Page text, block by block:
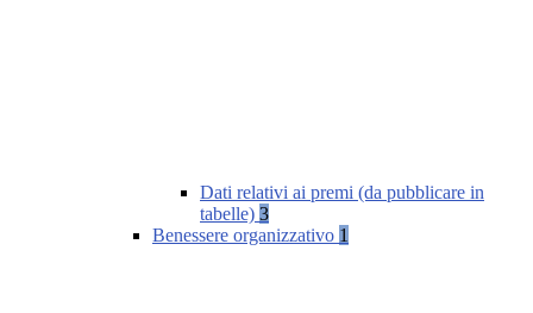
Dati relativi ai premi (da pubblicare in
tabelle) 3
Benessere organizzativo 1